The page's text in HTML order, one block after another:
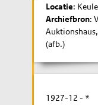
Locatie:
Archiefbron:
(afb.)
1927-12 - *